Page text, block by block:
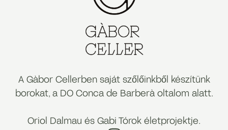
A Gàbor Cellerben saját szőlőinkből készítünk
borokat, a DO Conca de Barberà oltalom alatt.
Oriol Dalmau és Gabi Tórok életprojektje.